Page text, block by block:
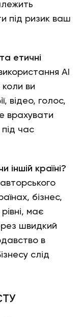
під ризик ваш
етичні
АІ
ви
відео, голос,
врахувати
час
іншій країні?
бізнес,
має
швидкий
в
слід